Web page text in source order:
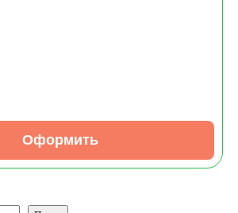
Оформить